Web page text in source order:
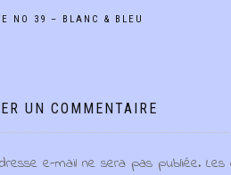
NO 39 – BLANC & BLEU
UN COMMENTAIRE
e-mail ne sera pas publiée. Les